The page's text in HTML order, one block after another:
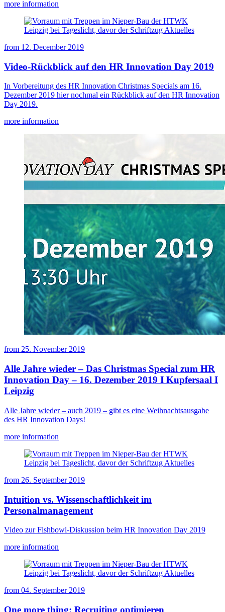
more information
from 12. December 2019
Video-Rückblick auf den HR Innovation Day 2019
In Vorbereitung des HR Innovation Christmas Specials am 16.
Dezember 2019 hier nochmal ein Rückblick auf den HR Innovation
Day 2019.
more information
from 25. November 2019
Alle Jahre wieder – Das Christmas Special zum HR
Innovation Day – 16. Dezember 2019 I Kupfersaal I
Leipzig
Alle Jahre wieder – auch 2019 – gibt es eine Weihnachtsausgabe
des HR Innovation Days!
more information
from 26. September 2019
Intuition vs. Wissenschaftlichkeit im
Personalmanagement
Video zur Fishbowl-Diskussion beim HR Innovation Day 2019
more information
from 04. September 2019
One more thing: Recruiting optimieren